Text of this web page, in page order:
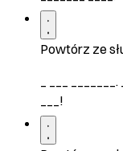
Powtórz ze
_ ___
___!